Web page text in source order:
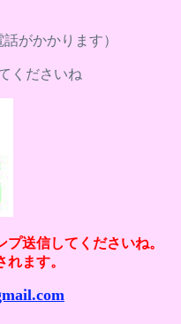
がかかります）
くださいね
送信してくださいね。
ます。